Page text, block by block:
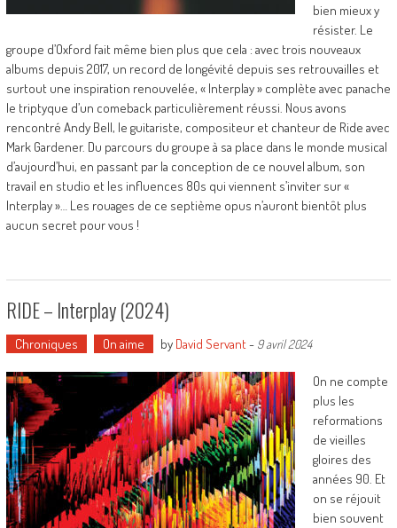
bien mieux y
résister. Le
groupe d’Oxford fait même bien plus que cela : avec trois nouveaux
albums depuis 2017, un record de longévité depuis ses retrouvailles et
surtout une inspiration renouvelée, « Interplay » complète avec panache
le triptyque d’un comeback particulièrement réussi. Nous avons
rencontré Andy Bell, le guitariste, compositeur et chanteur de Ride avec
Mark Gardener. Du parcours du groupe à sa place dans le monde musical
d’aujourd’hui, en passant par la conception de ce nouvel album, son
travail en studio et les influences 80s qui viennent s’inviter sur «
Interplay »… Les rouages de ce septième opus n’auront bientôt plus
aucun secret pour vous !
RIDE – Interplay (2024)
Chroniques On aime by David Servant- 9 avril 2024
On ne compte
plus les
reformations
de vieilles
gloires des
années 90. Et
on se réjouit
bien souvent